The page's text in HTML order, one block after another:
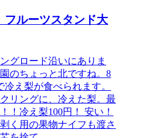
フルーツスタンド大
グロード沿いにありま
のちょっと北ですね。8
冷え梨が食べられます。
リングに、冷えた梨。最
！冷え梨100円！ 安い！
く用の果物ナイフも渡さ